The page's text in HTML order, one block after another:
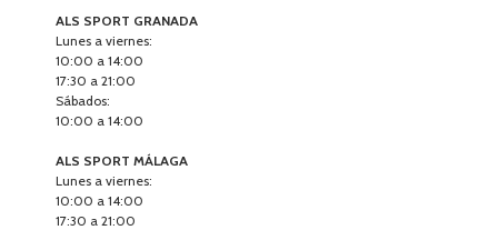
ALS SPORT GRANADA
Lunes a viernes:
10:00 a 14:00
17:30 a 21:00
Sábados:
10:00 a 14:00
ALS SPORT MÁLAGA
Lunes a viernes:
10:00 a 14:00
17:30 a 21:00